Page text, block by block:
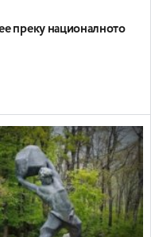
преку националното